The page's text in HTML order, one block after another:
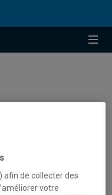
afin de collecter des
votre